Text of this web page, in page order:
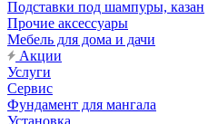
Подставки под шампуры, казан
Прочие аксессуары
Мебель для дома и дачи
Акции
Услуги
Сервис
Фундамент для мангала
Установка